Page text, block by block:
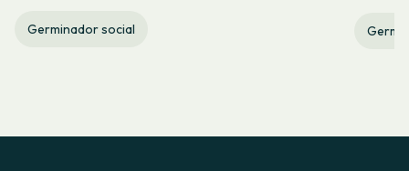
Germinador social